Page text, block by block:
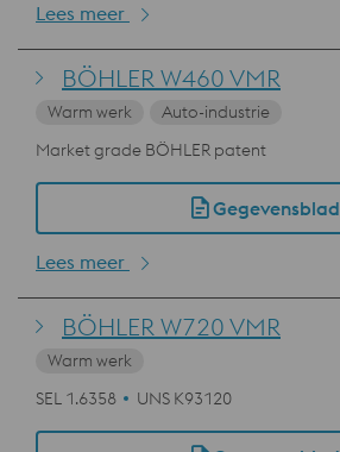
Lees meer
BÖHLER W460 VMR
Warm werk
Auto-industrie
Market grade BÖHLER patent
Gegevensblad
Lees meer
BÖHLER W720 VMR
Warm werk
SEL 1.6358
UNS K93120